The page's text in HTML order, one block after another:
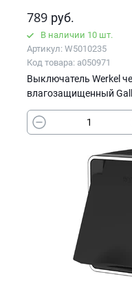
789 руб.
В наличии 10 шт.
Артикул: W5010235
Код товара: a050971
Выключатель Werkel
влагозащищенный